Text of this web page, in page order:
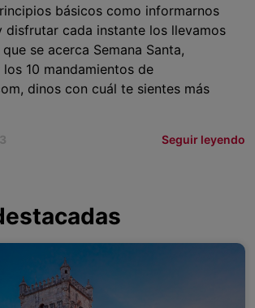
básicos como informarnos
disfrutar cada instante los llevamos
se acerca Semana Santa,
10 mandamientos de
dinos con cuál te sientes más
Seguir leyendo